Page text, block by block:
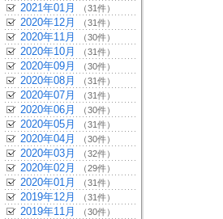
2021年01月 （31件）
2020年12月 （31件）
2020年11月 （30件）
2020年10月 （31件）
2020年09月 （30件）
2020年08月 （31件）
2020年07月 （31件）
2020年06月 （30件）
2020年05月 （31件）
2020年04月 （30件）
2020年03月 （32件）
2020年02月 （29件）
2020年01月 （31件）
2019年12月 （31件）
2019年11月 （30件）